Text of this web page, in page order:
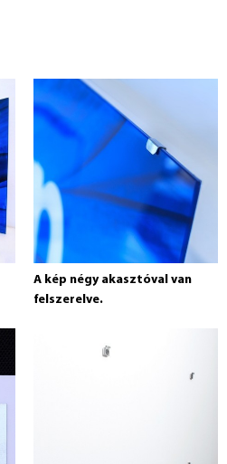
A kép négy akasztóval van
felszerelve.